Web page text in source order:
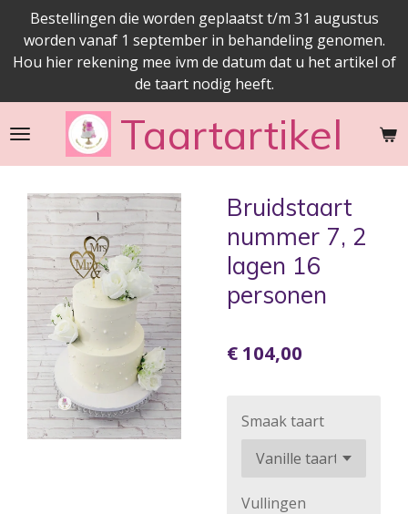
direct
naar
hoofdinhoud
Taartartikel
Bestellingen die worden geplaatst t/m 31 augustus
worden vanaf 1 september in behandeling genomen.
Hou hier rekening mee ivm de datum dat u het artikel of
de taart nodig heeft.
Bruidstaart
nummer 7, 2
lagen 16
personen
€ 104,00
Smaak taart
Vullingen